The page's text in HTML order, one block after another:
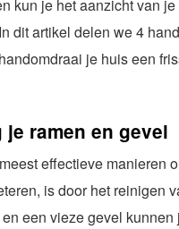
kun je het aanzicht van
dit artikel delen we 4
je huis een
je ramen en gevel
effectieve manieren
is door het reinigen
een vieze gevel kunnen